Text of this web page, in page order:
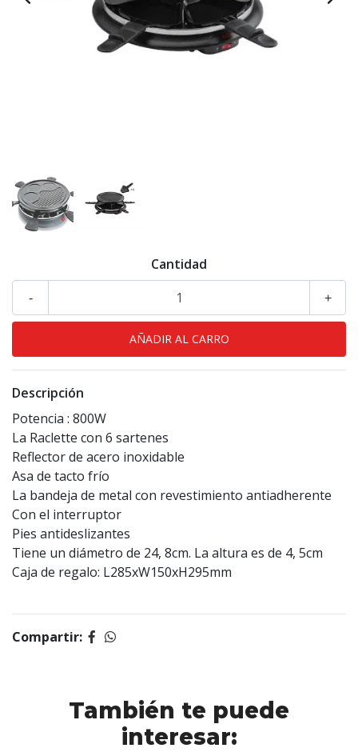
Cantidad
+
-
Descripción
Potencia : 800W
La Raclette con 6 sartenes
Reflector de acero inoxidable
Asa de tacto frío
La bandeja de metal con revestimiento antiadherente
Con el interruptor
Pies antideslizantes
Tiene un diámetro de 24, 8cm. La altura es de 4, 5cm
Caja de regalo: L285xW150xH295mm
Compartir:
También te puede
interesar: